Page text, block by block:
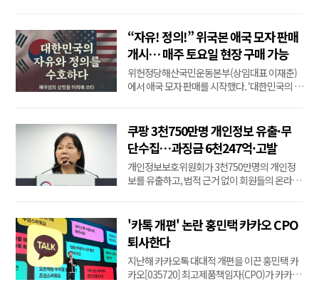
웃을 신청했다.
“자유! 정의!” 위국본 애국 모자 판매
개시… 매주 토요일 현장 구매 가능
위헌정당해산국민운동본부(상임대표 이재춘)
에서 애국 모자 판매를 시작했다. ‘대한민국의 자
본 서명대(서울시의회 앞: 서울특별시 중구 세종
대로 125)에서 직접 구입할 수 있으며 전화로도
주문 가능하다. 문의는 김성숙 위국본 사무총...
쿠팡 3천750만명 개인정보 유출·무
단수집…과징금 6천247억·고발
개인정보보호위원회가 3천750만명의 개인정
보를 유출하고, 법적 근거 없이 회원들의 온라인
236억원, 1천만명이 넘는 회원의 온라인 활동을
무단 수집한 위반 행위 등에는 2천11억원의 과
징금 처분을 각각 내렸다.단일 개인정보 유출사
고에 내린 과징...
'카톡 개편' 논란 홍민택 카카오 CPO
퇴사한다
지난해 카카오톡 대대적 개편을 이끈 홍민택 카
카오[035720] 최고제품책임자(CPO)가 카카오